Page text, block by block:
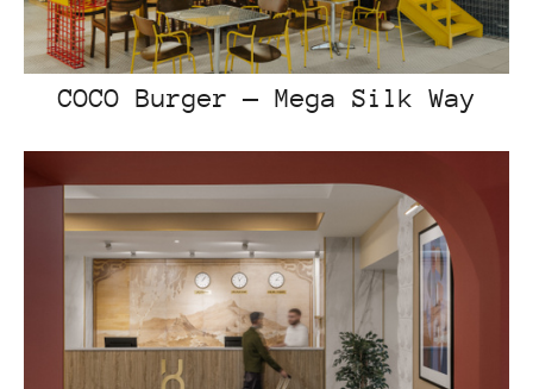
COCO Burger — Mega Silk Way